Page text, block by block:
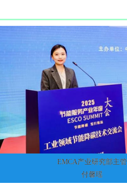
EMCA产业研究部主管
付馨瑶